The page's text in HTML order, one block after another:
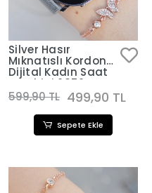
Silver Hasır
Mıknatıslı Kordon
Dijital Kadın Saat
Kombini 2852
599,90 TL 499,90 TL
Sepete Ekle